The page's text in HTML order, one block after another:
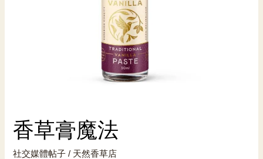
香草膏魔法
社交媒體帖子 / 天然香草店